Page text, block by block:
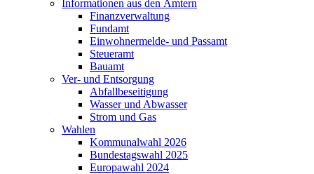
Informationen aus den Ämtern
Finanzverwaltung
Fundamt
Einwohnermelde- und Passamt
Steueramt
Bauamt
Ver- und Entsorgung
Abfallbeseitigung
Wasser und Abwasser
Strom und Gas
Wahlen
Kommunalwahl 2026
Bundestagswahl 2025
Europawahl 2024